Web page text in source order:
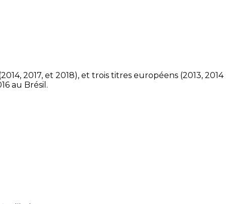
2017, et 2018), et trois titres européens (2013, 2014
au Brésil.